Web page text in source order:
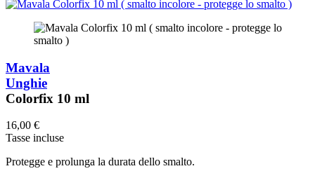
Mavala
Unghie
Colorfix 10 ml
16,00 €
Tasse incluse
Protegge e prolunga la durata dello smalto.